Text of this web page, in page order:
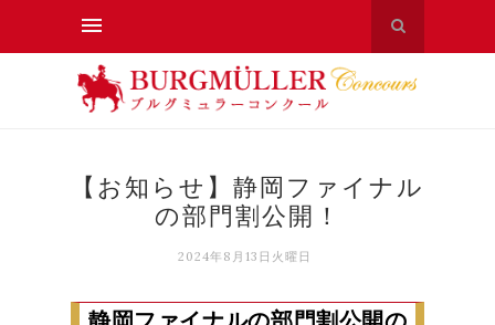
【お知らせ】静岡ファイナル
の部門割公開！
2024年8月13日火曜日